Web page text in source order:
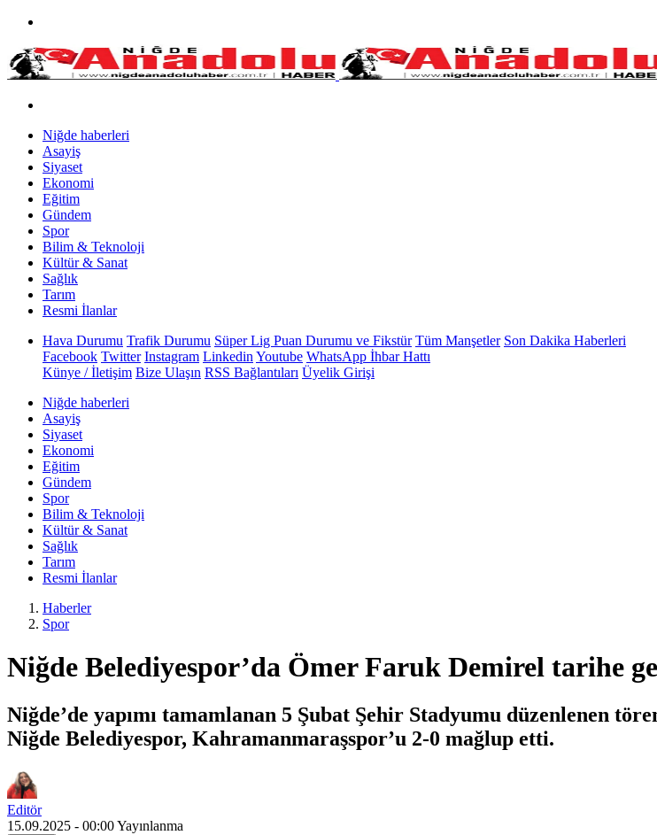
Niğde haberleri
Asayiş
Siyaset
Ekonomi
Eğitim
Gündem
Spor
Bilim & Teknoloji
Kültür & Sanat
Sağlık
Tarım
Resmi İlanlar
Hava Durumu Trafik Durumu Süper Lig Puan Durumu ve Fikstür Tüm Manşetler Son Dakika Haberleri
Facebook Twitter Instagram Linkedin Youtube WhatsApp İhbar Hattı
Künye / İletişim Bize Ulaşın RSS Bağlantıları Üyelik Girişi
Niğde haberleri
Asayiş
Siyaset
Ekonomi
Eğitim
Gündem
Spor
Bilim & Teknoloji
Kültür & Sanat
Sağlık
Tarım
Resmi İlanlar
Haberler
Spor
Niğde Belediyespor’da Ömer Faruk Demirel tarihe
Niğde’de yapımı tamamlanan 5 Şubat Şehir Stadyumu düzenlenen
Niğde Belediyespor, Kahramanmaraşspor’u 2-0 mağlup etti.
Editör
15.09.2025 - 00:00Yayınlanma